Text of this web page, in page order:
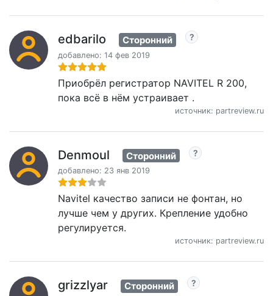
edbarilo Сторонний
добавлено: 14 фев 2019
Приобрёл регистратор NAVITEL R 200,
пока всё в нём устраивает .
источник: partreview.ru
Denmoul Сторонний
добавлено: 23 янв 2019
Navitel качество записи не фонтан, но
лучше чем у других. Крепление удобно
регулируется.
источник: partreview.ru
grizzlyar Сторонний